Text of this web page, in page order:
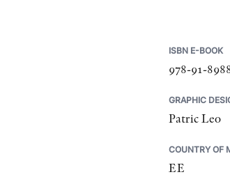
ISBN E-BOOK
978-91-
GRAPHIC
Patric Leo
COUNTRY OF
EE